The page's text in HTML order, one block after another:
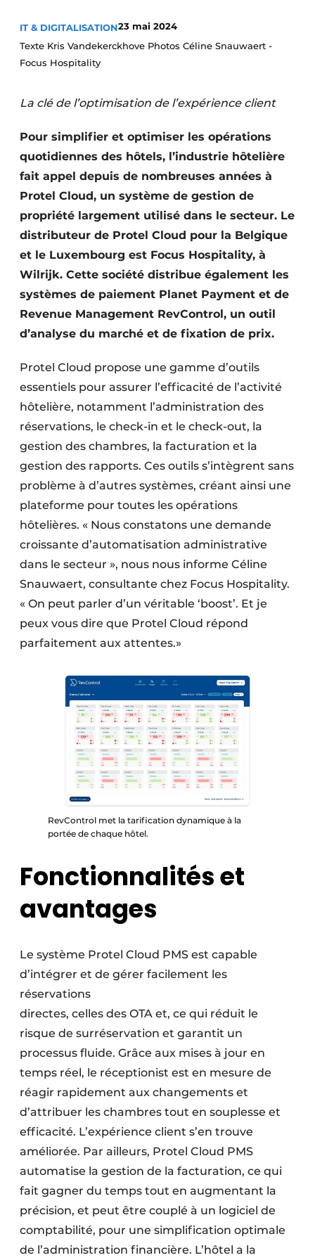
IT & DIGITALISATION23 mai 2024
Texte Kris Vandekerckhove Photos Céline Snauwaert -
Focus Hospitality
La clé de l’optimisation de l’expérience client
Pour simplifier et optimiser les opérations
quotidiennes des hôtels, l’industrie hôtelière
fait appel depuis de nombreuses années à
Protel Cloud, un système de gestion de
propriété largement utilisé dans le secteur. Le
distributeur de Protel Cloud pour la Belgique
et le Luxembourg est Focus Hospitality, à
Wilrijk. Cette société distribue également les
systèmes de paiement Planet Payment et de
Revenue Management RevControl, un outil
d’analyse du marché et de fixation de prix.
Protel Cloud propose une gamme d’outils
essentiels pour assurer l’efficacité de l’activité
hôtelière, notamment l’administration des
réservations, le check-in et le check-out, la
gestion des chambres, la facturation et la
gestion des rapports. Ces outils s’intègrent sans
problème à d’autres systèmes, créant ainsi une
plateforme pour toutes les opérations
hôtelières. « Nous constatons une demande
croissante d’automatisation administrative
dans le secteur », nous nous informe Céline
Snauwaert, consultante chez Focus Hospitality.
« On peut parler d’un véritable ‘boost’. Et je
peux vous dire que Protel Cloud répond
parfaitement aux attentes.»
RevControl met la tarification dynamique à la
portée de chaque hôtel.
Fonctionnalités et
avantages
Le système Protel Cloud PMS est capable
d’intégrer et de gérer facilement les
réservations
directes, celles des OTA et, ce qui réduit le
risque de surréservation et garantit un
processus fluide. Grâce aux mises à jour en
temps réel, le réceptionist est en mesure de
réagir rapidement aux changements et
d’attribuer les chambres tout en souplesse et
efficacité. L’expérience client s’en trouve
améliorée. Par ailleurs, Protel Cloud PMS
automatise la gestion de la facturation, ce qui
fait gagner du temps tout en augmentant la
précision, et peut être couplé à un logiciel de
comptabilité, pour une simplification optimale
de l’administration financière. L’hôtel a la